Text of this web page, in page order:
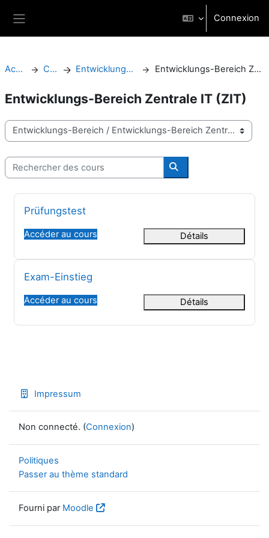
Connexion
Accueil Cours Entwicklungs-Bereich Entwicklungs-Bereich Zentrale IT (ZIT)
Entwicklungs-Bereich Zentrale IT (ZIT)
Catégories de cours
Rechercher des cours
Rechercher des cours
Nom du cours
Prüfungstest
Accéder au cours Détails
Nom du cours
Exam-Einstieg
Accéder au cours Détails
Impressum
Non connecté. (Connexion)
Politiques
Passer au thème standard
Fourni par Moodle